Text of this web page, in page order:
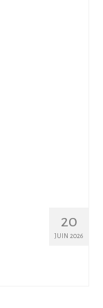
20
JUIN 2026